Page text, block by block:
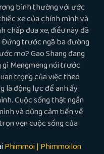
bình thường với ước
xe của chính mình và
đua xe, điều này đã
trước ngã ba đường
mơ? Gao Shang đang
Mengmeng nói trước
trọng của việc theo
là động lực để anh ấy
Cuộc sống thật ngắn
và dũng cảm tiến về
vẹn cuộc sống của
Phimmoi | Phimmoilon